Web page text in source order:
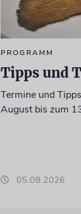
PROGRAMM
Tipps und
Termine und
August bis zum
05.08.2026